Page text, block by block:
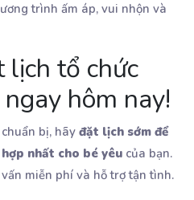
trình ấm áp, vui nhộn và
lịch tổ chức
hôm nay!
bị, hãy đặt lịch sớm để
nhất cho bé yêu của bạn.
miễn phí và hỗ trợ tận tình.